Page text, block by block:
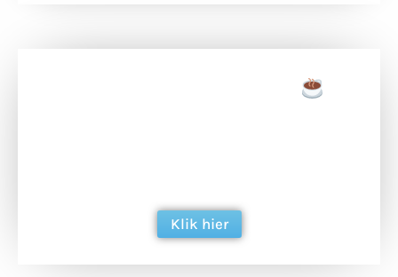
Klik hier